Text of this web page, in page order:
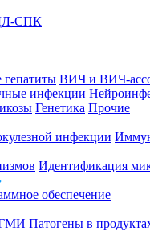
СПК
ВИЧ и ВИЧ-
инфекции
Генетика Прочие
инфекции
Идентификация
обеспечение
Патогены в